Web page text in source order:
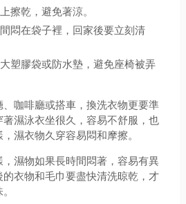
擦乾，避免著涼。
悶在袋子裡，回家後要立刻清
塑膠袋或防水墊，避免座椅被弄
咖啡廳或搭車，換洗衣物更要準
濕泳衣坐很久，容易不舒服，也
濕衣物久穿容易悶和摩擦。
，濕物如果長時間悶著，容易有異
衣物和毛巾要盡快清洗晾乾，才